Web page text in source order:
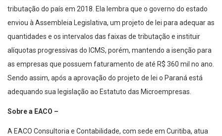
tributação do país em 2018. Ela lembra que o governo do estado
enviou à Assembleia Legislativa, um projeto de lei para adequar as
quantidades e os intervalos das faixas de tributação e instituir
alíquotas progressivas do ICMS, porém, mantendo a isenção para
as empresas que possuem faturamento de até R$ 360 mil no ano.
Sendo assim, após a aprovação do projeto de lei o Paraná está
adequando sua legislação ao Estatuto das Microempresas.
Sobre a EACO –
A EACO Consultoria e Contabilidade, com sede em Curitiba, atua